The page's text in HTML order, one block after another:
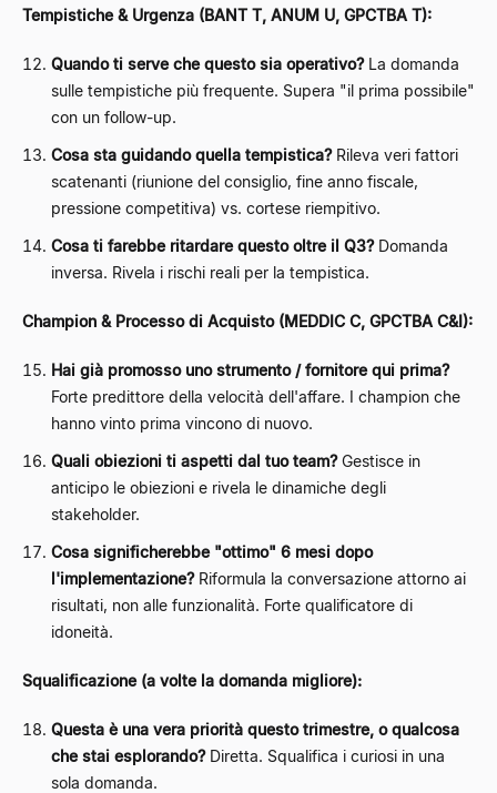
Tempistiche & Urgenza (BANT T, ANUM U, GPCTBA T):
Quando ti serve che questo sia operativo?La domanda
sulle tempistiche più frequente. Supera "il prima possibile"
con un follow-up.
Cosa sta guidando quella tempistica?Rileva veri fattori
scatenanti (riunione del consiglio, fine anno fiscale,
pressione competitiva) vs. cortese riempitivo.
Cosa ti farebbe ritardare questo oltre il Q3?Domanda
inversa. Rivela i rischi reali per la tempistica.
Champion & Processo di Acquisto (MEDDIC C, GPCTBA C&I):
Hai già promosso uno strumento / fornitore qui prima?
Forte predittore della velocità dell'affare. I champion che
hanno vinto prima vincono di nuovo.
Quali obiezioni ti aspetti dal tuo team?Gestisce in
anticipo le obiezioni e rivela le dinamiche degli
stakeholder.
Cosa significherebbe "ottimo" 6 mesi dopo
l'implementazione?Riformula la conversazione attorno ai
risultati, non alle funzionalità. Forte qualificatore di
idoneità.
Squalificazione (a volte la domanda migliore):
Questa è una vera priorità questo trimestre, o qualcosa
che stai esplorando?Diretta. Squalifica i curiosi in una
sola domanda.